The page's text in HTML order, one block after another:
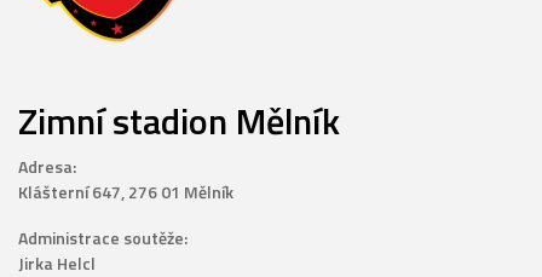
Zimní stadion Mělník
Adresa:
Klášterní 647, 276 01 Mělník
Administrace soutěže:
Jirka Helcl